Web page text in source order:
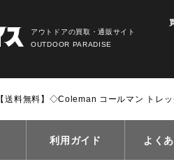
アウトドアの買取・通販サイト
OUTDOOR PARADISE
【送料無料】◇Coleman コールマン トレ
利用ガイド よく